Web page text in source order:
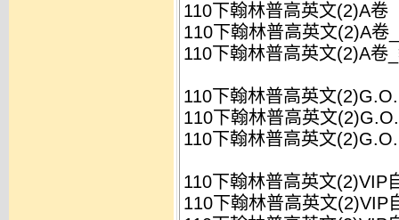
110下翰林普高英文(2)A卷
110下翰林普高英文(2)A卷
110下翰林普高英文(2)A卷
110下翰林普高英文
110下翰林普高英文
110下翰林普高英文
110下翰林普高英文(2)VIP
110下翰林普高英文(2)VIP